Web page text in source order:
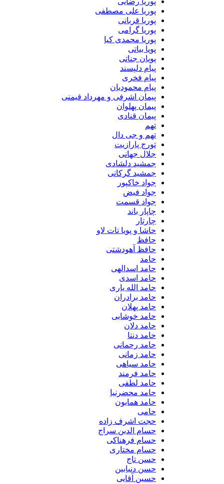
پوریا علی مصطفی
پوریا قربانی
پوریا گرامی
پوریا محمدی کیا
پویا بیاتی
پویان جناتی
پیام دلپسند
پیام فخری
پیام محمودیان
پیمان اشرفی و مهرداد قیمنی
پیمان پهلوان
پیمان قنادی
تهم و جی دال
تورج پارازیت
جلال جهانی
جمشید دلشادی
جمشید گرکانی
جواد خاکپور
جواد فیض
جواد قسمت
چاپار باند
حاشا و پویا تات لاو
حافظ آهودشتی
حامد اسدالهی
حامد اسدی
حامد الله یاری
حامد برادران
حامد پهلان
حامد خوشابی
حامد دلان
حامد دنتا
حامد رحمانی
حامد زمانی
حامد سیاهی
حامد فرمند
حامد لطفی
حامد محضرنیا
حامد همایون
حجت اشرف زاده
حسام الدین سراج
حسام فرهناکی
حسام مختاری
حسن تاج
حسن دنیابین
حسین آقایی